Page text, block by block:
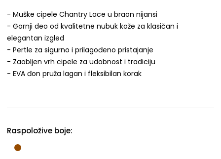
- Muške cipele Chantry Lace u braon nijansi
- Gornji deo od kvalitetne nubuk kože za klasičan i
elegantan izgled
- Pertle za sigurno i prilagođeno pristajanje
- Zaobljen vrh cipele za udobnost i tradiciju
- EVA đon pruža lagan i fleksibilan korak
Raspoložive boje: